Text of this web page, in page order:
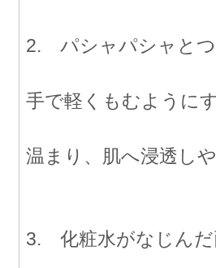
2. パシャパシャとつ
手で軽くもむように
温まり、肌へ浸透し
3. 化粧水がなじんだ